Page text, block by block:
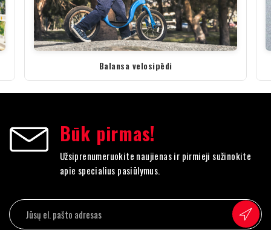
Balansa velosipēdi
Būk pirmas!
Užsiprenumeruokite naujienas ir pirmieji sužinokite
apie specialius pasiūlymus.